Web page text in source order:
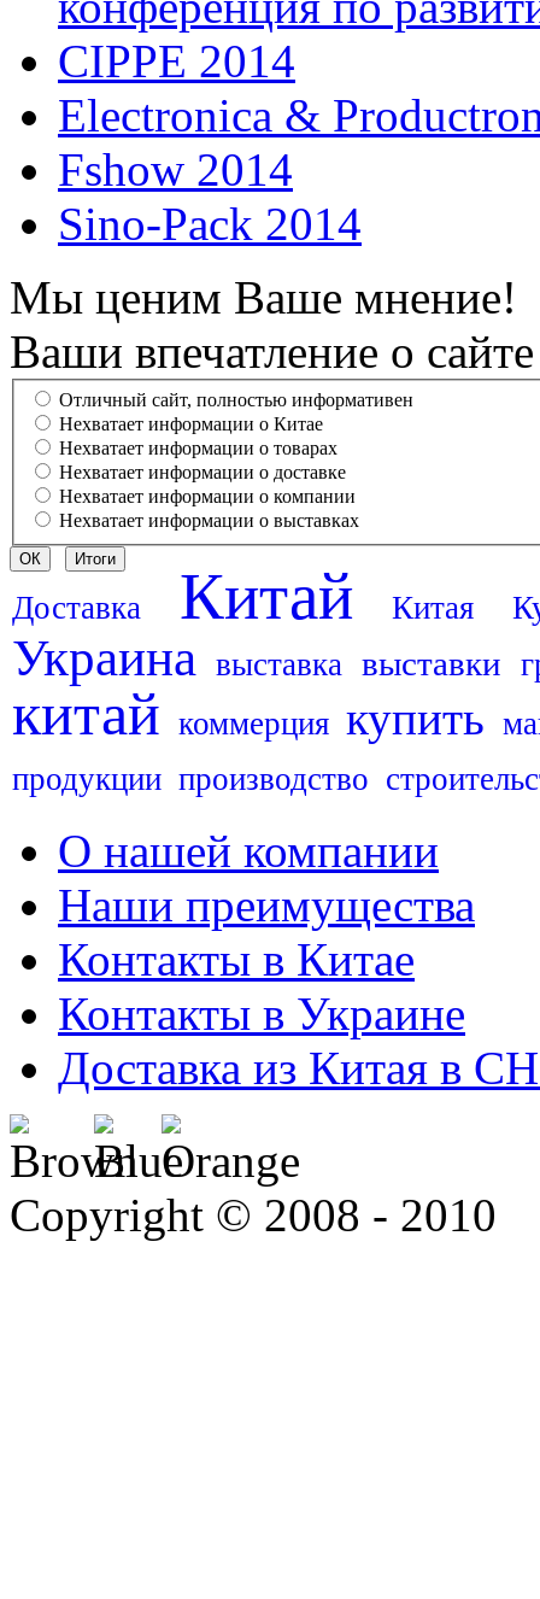
CIPPE 2014
Electronica &
Fshow 2014
Sino-Pack 2014
Мы ценим Ваше мнение!
Ваши впечатление о сайте
Отличный сайт, полностью информативен
Нехватает информации о Китае
Нехватает информации о товарах
Нехватает информации о доставке
Нехватает информации о компании
Нехватает информации о выставках
Доставка Китай Китая
Украина выставка выставки
китай коммерция купить
продукции производство
О нашей компании
Наши преимущества
Контакты в Китае
Контакты в Украине
Доставка из Китая в
Copyright © 2008 - 2010